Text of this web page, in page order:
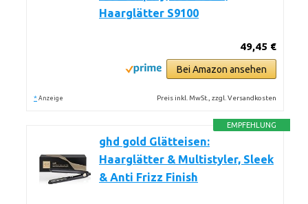
Haarglätter S9100
49,45 €
Bei Amazon ansehen
* Anzeige Preis inkl. MwSt., zzgl. Versandkosten
EMPFEHLUNG
ghd gold Glätteisen:
Haarglätter & Multistyler, Sleek
& Anti Frizz Finish